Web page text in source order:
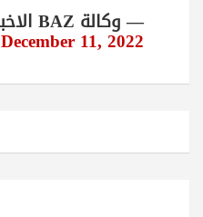
— وكالة BAZ الاخبارية (@baznewz)
December 11, 2022